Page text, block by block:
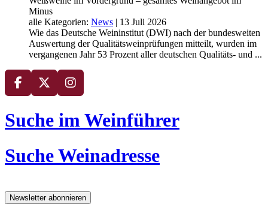
Minus
alle Kategorien: News | 13 Juli 2026
Wie das Deutsche Weininstitut (DWI) nach der bundesweiten
Auswertung der Qualitätsweinprüfungen mitteilt, wurden im
vergangenen Jahr 53 Prozent aller deutschen Qualitäts- und ...
Suche im Weinführer
Suche Weinadresse